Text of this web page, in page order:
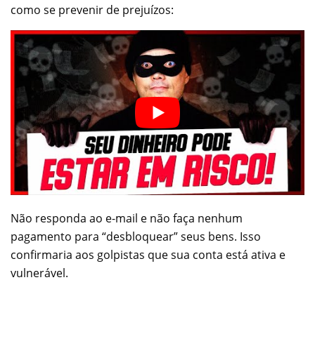
como se prevenir de prejuízos:
Não responda ao e-mail e não faça nenhum
pagamento para “desbloquear” seus bens. Isso
confirmaria aos golpistas que sua conta está ativa e
vulnerável.